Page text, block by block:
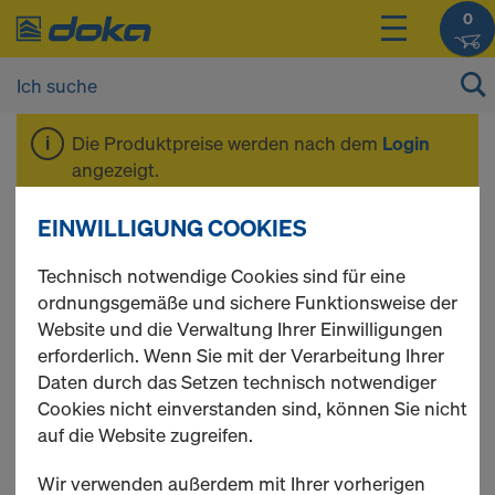
0
Die Produktpreise werden nach dem Login
angezeigt.
Stiele
2 Produkte gefunden
Meist gesucht
Stiel Rohrverbinder
EINWILLIGUNG COOKIES
Technisch notwendige Cookies sind für eine
ordnungsgemäße und sichere Funktionsweise der
Website und die Verwaltung Ihrer Einwilligungen
erforderlich. Wenn Sie mit der Verarbeitung Ihrer
Daten durch das Setzen technisch notwendiger
Cookies nicht einverstanden sind, können Sie nicht
auf die Website zugreifen.
Wir verwenden außerdem mit Ihrer vorherigen